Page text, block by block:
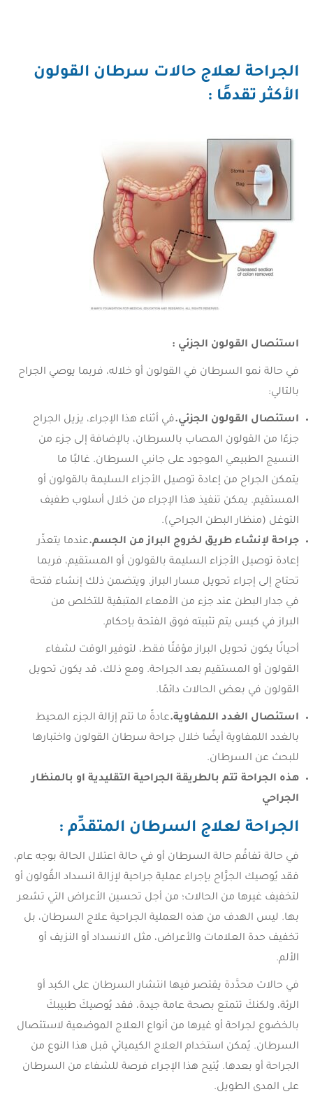
الجراحة لعلاج حالات سرطان القولون
الأكثر تقدمًا :
استئصال القولون الجزئي :
في حالة نمو السرطان في القولون أو خلاله، فربما يوصي الجراح
بالتالي:
استئصال القولون الجزئي.في أثناء هذا الإجراء، يزيل الجراح
جزءًا من القولون المصاب بالسرطان، بالإضافة إلى جزء من
النسيج الطبيعي الموجود على جانبي السرطان. غالبًا ما
يتمكن الجراح من إعادة توصيل الأجزاء السليمة بالقولون أو
المستقيم. يمكن تنفيذ هذا الإجراء من خلال أسلوب طفيف
التوغل (منظار البطن الجراحي).
جراحة لإنشاء طريق لخروج البراز من الجسم.عندما يتعذّر
إعادة توصيل الأجزاء السليمة بالقولون أو المستقيم، فربما
تحتاج إلى إجراء تحويل مسار البراز. ويتضمن ذلك إنشاء فتحة
في جدار البطن عند جزء من الأمعاء المتبقية للتخلص من
البراز في كيس يتم تثبيته فوق الفتحة بإحكام.
أحيانًا يكون تحويل البراز مؤقتًا فقط، لتوفير الوقت لشفاء
القولون أو المستقيم بعد الجراحة. ومع ذلك، قد يكون تحويل
القولون في بعض الحالات دائمًا.
استئصال الغدد اللمفاوية.عادةً ما تتم إزالة الجزء المحيط
بالغدد اللمفاوية أيضًا خلال جراحة سرطان القولون واختبارها
للبحث عن السرطان.
هذه الجراحة تتم بالطريقة الجراحية التقليدية او بالمنظار
الجراحي
الجراحة لعلاج السرطان المتقدِّم :
في حالة تفاقُم حالة السرطان أو في حالة اعتلال الحالة بوجه عام،
فقد يُوصيك الجرَّاح بإجراء عملية جراحية لإزالة انسداد القُولون أو
لتخفيف غيرها من الحالات؛ من أجل تحسين الأعراض التي تشعر
بها. ليس الهدف من هذه العملية الجراحية علاج السرطان، بل
تخفيف حدة العلامات والأعراض، مثل الانسداد أو النزيف أو
الألم.
في حالات محدَّدة يقتصر فيها انتشار السرطان على الكبد أو
الرئة، ولكنكَ تتمتع بصحة عامة جيدة، فقد يُوصيكَ طبيبكَ
بالخضوع لجراحة أو غيرها من أنواع العلاج الموضعية لاستئصال
السرطان. يُمكن استخدام العلاج الكيميائي قبل هذا النوع من
الجراحة أو بعدها. يُتيح هذا الإجراء فرصة للشفاء من السرطان
على المدى الطويل.